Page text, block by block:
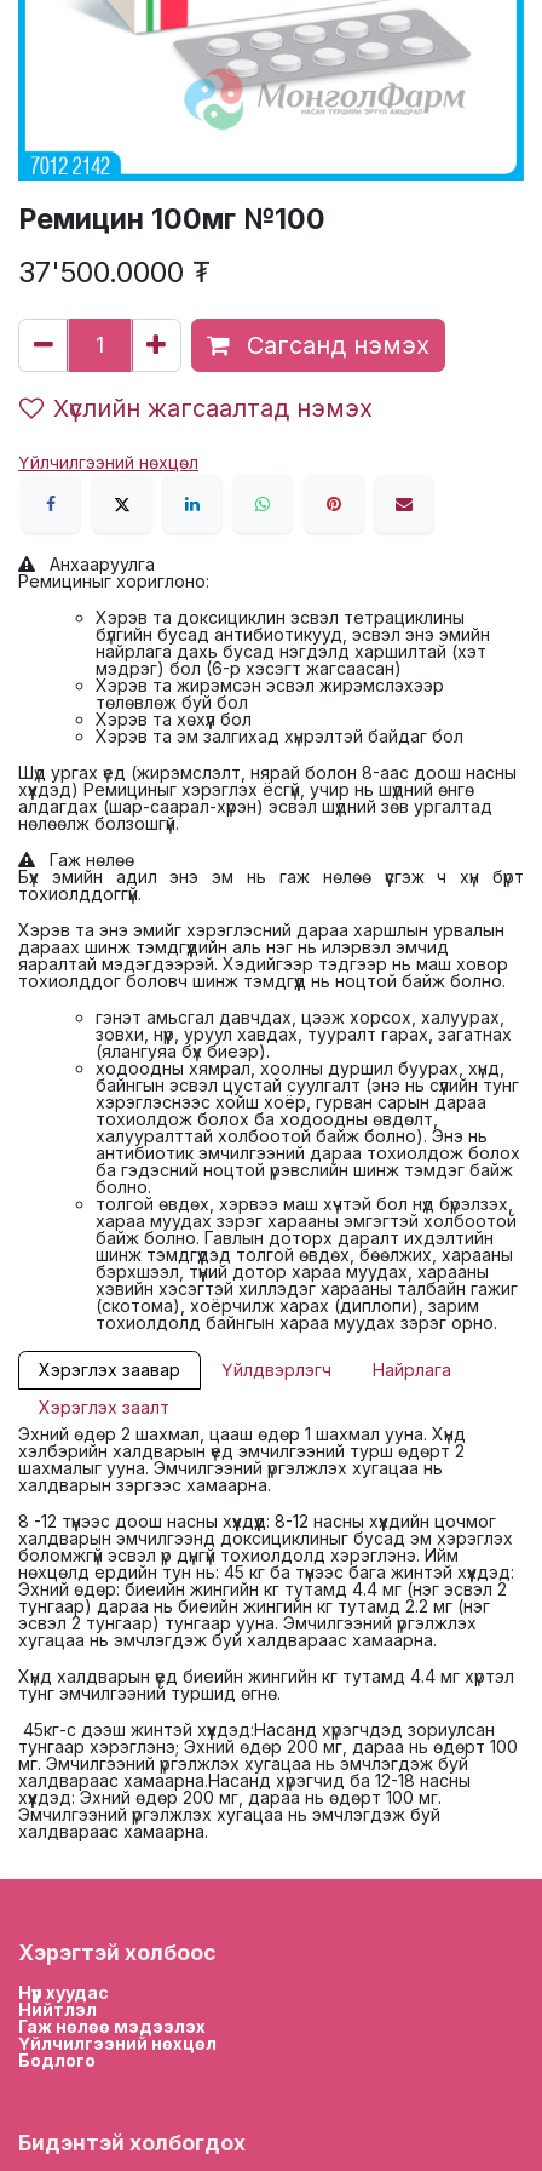
Ремицин 100мг №100
37'500.0000 ₮
Сагсанд нэмэх
Хүслийн жагсаалтад нэмэх
Үйлчилгээний нөхцөл
Анхааруулга
Ремициныг хориглоно:
Хэрэв та доксициклин эсвэл тетрациклины
бүлгийн бусад антибиотикууд, эсвэл энэ эмийн
найрлага дахь бусад нэгдэлд харшилтай (хэт
мэдрэг) бол (6-р хэсэгт жагсаасан)
Хэрэв та жирэмсэн эсвэл жирэмслэхээр
төлөвлөж буй бол
Хэрэв та хөхүүл бол
Хэрэв та эм залгихад хүнрэлтэй байдаг бол
Шүд ургах үед (жирэмслэлт, нярай болон 8-аас доош насны
хүүхдэд) Ремициныг хэрэглэх ёсгүй, учир нь шүдний өнгө
алдагдах (шар-саарал-хүрэн) эсвэл шүдний зөв ургалтад
нөлөөлж болзошгүй.
Гаж нөлөө
Бүх эмийн адил энэ эм нь гаж нөлөө үүсгэж ч хүн бүрт
тохиолддоггүй.
Хэрэв та энэ эмийг хэрэглэсний дараа харшлын урвалын
дараах шинж тэмдгүүдийн аль нэг нь илэрвэл эмчид
яаралтай мэдэгдээрэй. Хэдийгээр тэдгээр нь маш ховор
тохиолддог боловч шинж тэмдгүүд нь ноцтой байж болно.
гэнэт амьсгал давчдах, цээж хорсох, халуурах,
зовхи, нүүр, уруул хавдах, тууралт гарах, загатнах
(ялангуяа бүх биеэр).
ходоодны хямрал, хоолны дуршил буурах, хүнд,
байнгын эсвэл цустай суулгалт (энэ нь сүүлийн тунг
хэрэглэснээс хойш хоёр, гурван сарын дараа
тохиолдож болох ба ходоодны өвдөлт,
халууралттай холбоотой байж болно). Энэ нь
антибиотик эмчилгээний дараа тохиолдож болох
ба гэдэсний ноцтой үрэвслийн шинж тэмдэг байж
болно.
толгой өвдөх, хэрвээ маш хүчтэй бол нүд бүрэлзэх,
хараа муудах зэрэг харааны эмгэгтэй холбоотой
байж болно. Гавлын доторх даралт ихдэлтийн
шинж тэмдгүүдэд толгой өвдөх, бөөлжих, харааны
бэрхшээл, түүний дотор хараа муудах, харааны
хэвийн хэсэгтэй хиллэдэг харааны талбайн гажиг
(скотома), хоёрчилж харах (диплопи), зарим
тохиолдолд байнгын хараа муудах зэрэг орно.
Хэрэглэх заавар Үйлдвэрлэгч
Найрлага
Хэрэглэх заалт
Эхний өдөр 2 шахмал, цааш өдөр 1 шахмал ууна. Хүнд
хэлбэрийн халдварын үед эмчилгээний турш өдөрт 2
шахмалыг ууна. Эмчилгээний үргэлжлэх хугацаа нь
халдварын зэргээс хамаарна.
8 -12 түүнээс доош насны хүүхдүүд: 8-12 насны хүүхдийн цочмог
халдварын эмчилгээнд доксициклиныг бусад эм хэрэглэх
боломжгүй эсвэл үр дүнгүй тохиолдолд хэрэглэнэ. Ийм
нөхцөлд ердийн тун нь: 45 кг ба түүнээс бага жинтэй хүүхдэд:
Эхний өдөр: биеийн жингийн кг тутамд 4.4 мг (нэг эсвэл 2
тунгаар) дараа нь биеийн жингийн кг тутамд 2.2 мг (нэг
эсвэл 2 тунгаар) тунгаар ууна. Эмчилгээний үргэлжлэх
хугацаа нь эмчлэгдэж буй халдвараас хамаарна.
Хүнд халдварын үед биеийн жингийн кг тутамд 4.4 мг хүртэл
тунг эмчилгээний туршид өгнө.
45кг-с дээш жинтэй хүүхдэд:Насанд хүрэгчдэд зориулсан
тунгаар хэрэглэнэ; Эхний өдөр 200 мг, дараа нь өдөрт 100
мг. Эмчилгээний үргэлжлэх хугацаа нь эмчлэгдэж буй
халдвараас хамаарна.Насанд хүрэгчид ба 12-18 насны
хүүхдэд: Эхний өдөр 200 мг, дараа нь өдөрт 100 мг.
Эмчилгээний үргэлжлэх хугацаа нь эмчлэгдэж буй
халдвараас хамаарна.
Хэрэгтэй холбоос
Нүүр хуудас
Нийтлэл
Гаж нөлөө мэдээлэх
Үйлчилгээний нөхцөл
Бодлого
Бидэнтэй холбогдох